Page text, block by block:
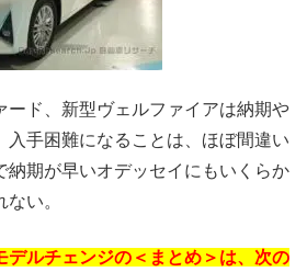
ード、新型ヴェルファイアは納期や
入手困難になることは、ほぼ間違い
納期が早いオデッセイにもいくらか
い。
デルチェンジの＜まとめ＞は、次の